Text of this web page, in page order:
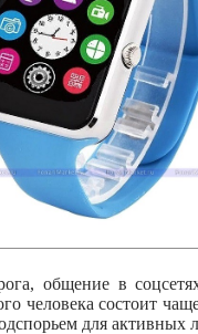
общение в
человека состоит
для активных